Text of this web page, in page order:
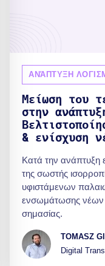
ΑΝΆΠΤΥΞΗ
Μείωση του
στην
& ενίσχυση
Κατά την ανάπτυξη
της σωστής
υφιστάμενων
ενσωμάτωσης νέων
σημασίας.
TOMASZ
Digital